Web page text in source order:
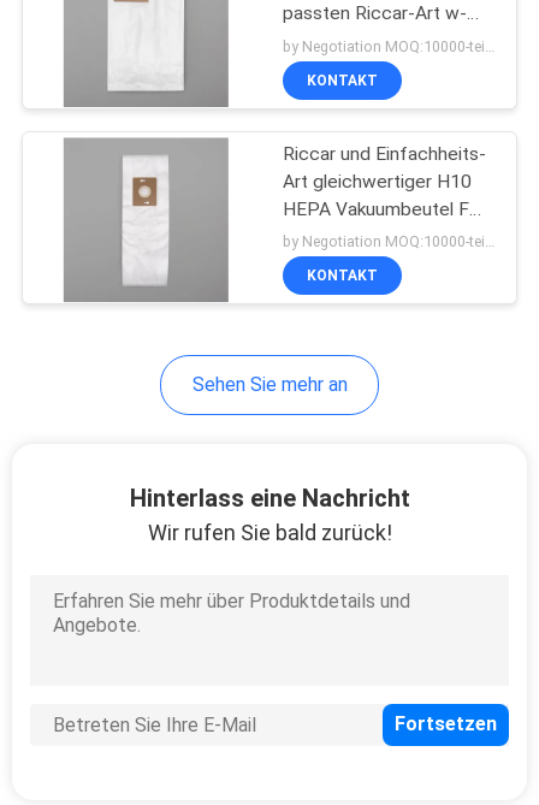
bouffant
Wegwerfkappe
10
Pantoffel
Wegwerfbett-
Abdeckungs-Rolle
passten Riccar-Art w-
Helligkeit und -
einfachheit
KONTAKT
Riccar und Einfachheits-
Art gleichwertiger H10
HEPA Vakuumbeutel F
für SupraLite SF-6
by Negotiation MOQ:10000-teilig/Stücke
KONTAKT
Sehen Sie mehr an
Hinterlass eine Nachricht
Wir rufen Sie bald zurück!